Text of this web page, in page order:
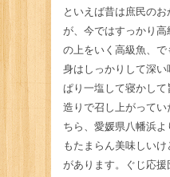
といえば昔は庶民の
が、今ではすっかり
の上をいく高級魚、で
身はしっかりして深
ぱり一塩して寝かし
造りで召し上がってい
ちら、愛媛県八幡浜
もたまらん美味しい
があります。ぐじ応